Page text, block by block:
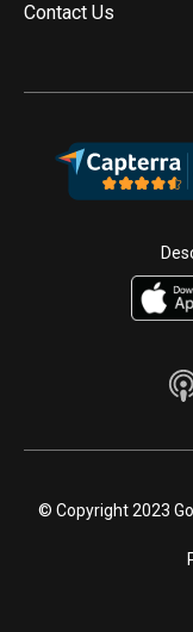
Contact Us
© Copyright 2023